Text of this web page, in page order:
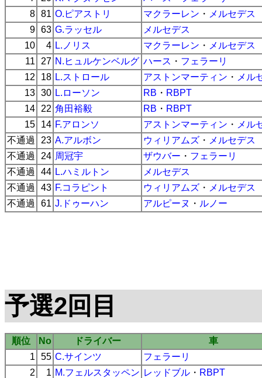
8 81 O.ピアストリ マクラーレン ・ メルセデス
9 63 G.ラッセル
メルセデス
10
4 L.ノリス マクラーレン ・ メルセデス
11
27 N.ヒュルケンベルグ ハース ・ フェラーリ
12
18 L.ストロール アストンマーティン ・ メル
13 30 L.ローソン RB ・ RBPT
14
22 角田裕毅 RB ・ RBPT
15
14 F.アロンソ アストンマーティン ・ メル
不通過
23 A.アルボン ウィリアムズ ・ メルセデス
不通過
24 周冠宇 ザウバー ・ フェラーリ
不通過
44 L.ハミルトン
メルセデス
不通過
43 F.コラピント ウィリアムズ ・ メルセデス
不通過
61 J.ドゥーハン アルピーヌ ・ ルノー
予選2回目
順位 No ドライバー
車
1
55 C.サインツ
フェラーリ
2
1 M.フェルスタッペン レッドブル ・ RBPT